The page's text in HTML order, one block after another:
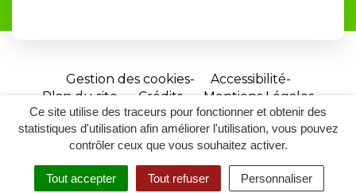
Ce site utilise des traceurs pour fonctionner et obtenir des
statistiques d'utilisation afin améliorer l'utilisation, vous pouvez
contrôler ceux que vous souhaitez activer.
Tout accepter Tout refuser Personnaliser
RECHERCHER
ACCESSIBILITÉ
Gestion des cookies
Accessibilité
Plan du site
Crédits
Mentions Légales
Site
réalisé
par
Inovagora